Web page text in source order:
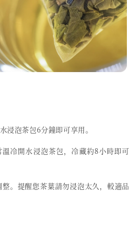
泡茶包6分鐘即可享用。
冷開水浸泡茶包，冷藏約8小時即可
。提醒您茶葉請勿浸泡太久，較適品